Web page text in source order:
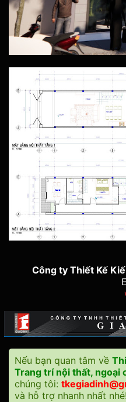
Công ty Thiết Kế
Nếu bạn quan tâm về
Trang trí nội thất, ngoại
chúng tôi:
và hỗ trợ nhanh nhất nhé!